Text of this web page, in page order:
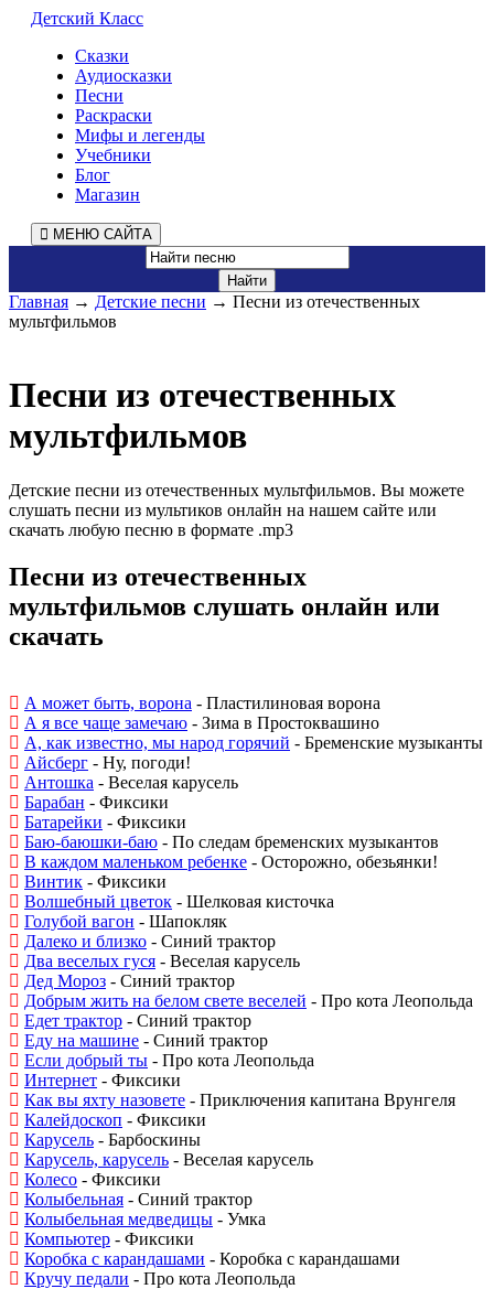
Детский Класс
Сказки
Аудиосказки
Песни
Раскраски
Мифы и легенды
Учебники
Блог
Магазин
МЕНЮ САЙТА
Главная → Детские песни → Песни из отечественных
мультфильмов
Песни из отечественных
мультфильмов
Детские песни из отечественных мультфильмов. Вы можете
слушать песни из мультиков онлайн на нашем сайте или
скачать любую песню в формате .mp3
Песни из отечественных
мультфильмов слушать онлайн или
скачать
А может быть, ворона - Пластилиновая ворона
А я все чаще замечаю - Зима в Простоквашино
А, как известно, мы народ горячий - Бременские музыканты
Айсберг - Ну, погоди!
Антошка - Веселая карусель
Барабан - Фиксики
Батарейки - Фиксики
Баю-баюшки-баю - По следам бременских музыкантов
В каждом маленьком ребенке - Осторожно, обезьянки!
Винтик - Фиксики
Волшебный цветок - Шелковая кисточка
Голубой вагон - Шапокляк
Далеко и близко - Синий трактор
Два веселых гуся - Веселая карусель
Дед Мороз - Синий трактор
Добрым жить на белом свете веселей - Про кота Леопольда
Едет трактор - Синий трактор
Еду на машине - Синий трактор
Если добрый ты - Про кота Леопольда
Интернет - Фиксики
Как вы яхту назовете - Приключения капитана Врунгеля
Калейдоскоп - Фиксики
Карусель - Барбоскины
Карусель, карусель - Веселая карусель
Колесо - Фиксики
Колыбельная - Синий трактор
Колыбельная медведицы - Умка
Компьютер - Фиксики
Коробка с карандашами - Коробка с карандашами
Кручу педали - Про кота Леопольда